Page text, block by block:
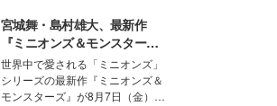
モデル・愛甲ひかりさんと橋下美
好さんを迎えて本音で女子会トー
ク。猛暑のお出かけを快適に過ご
すヒントや、2人が感動した夏の
生理の新常識にも迫りました。
宮城舞・島村雄大、最新作
『ミニオンズ＆モンスター
ズ』の魅力熱弁 ハチャメチャ
だけじゃない“友情と絆”に感
動
世界中で愛される「ミニオンズ」
シリーズの最新作『ミニオンズ＆
モンスターズ』が8月7日（金）に